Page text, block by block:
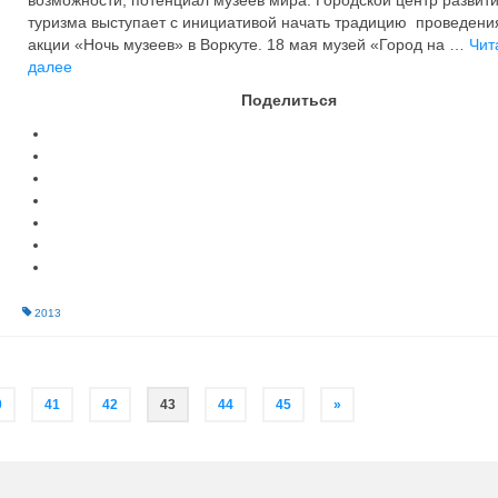
туризма выступает с инициативой начать традицию
акции «Ночь музеев» в Воркуте. 18 мая музей «Город на …
далее
Поделиться
2013
41 42 43 44 45 »